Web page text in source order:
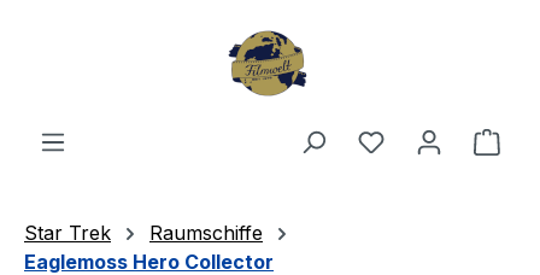
Du hast 0
Star Trek
Raumschiffe
Eaglemoss Hero Collector